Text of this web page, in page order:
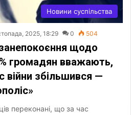
Новини суспільства
2025, 18:29 0 504
щодо
громадян вважають,
війни збільшився —
переконані, що за час